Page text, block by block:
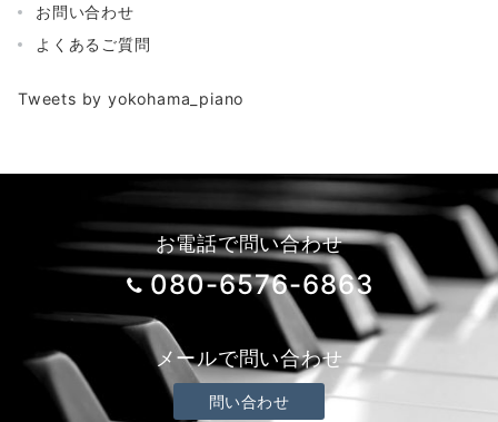
お問い合わせ
よくあるご質問
Tweets by yokohama_piano
お電話で問い合わせ
080-6576-6863
メールで問い合わせ
問い合わせ